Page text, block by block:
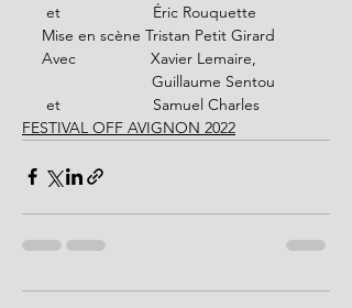
et                     Éric Rouquette
Mise en scène Tristan Petit Girard
Avec                 Xavier Lemaire,
                         Guillaume Sentou
et                     Samuel Charles
FESTIVAL OFF AVIGNON 2022